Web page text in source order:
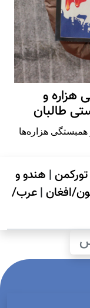
هزاره و
طالبان
هزاره‌ها
تورکمن| هندو و
افغان|عرب/